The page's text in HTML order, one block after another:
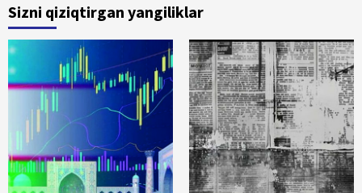
Sizni qiziqtirgan yangiliklar